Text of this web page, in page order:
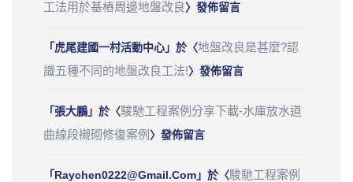
工法用於基樁周邊地盤改良〉發佈留言
「虎尾建國一村活動中心」於〈地盤改良是甚麼?認
識五種不同的地盤改良工法!〉發佈留言
「張大鵬」於〈駿馳工程案例分享下載-水庫放水道
曲線段襯砌修復案例 〉發佈留言
「Raychen0222@gmail.com」於〈駿馳工程案例